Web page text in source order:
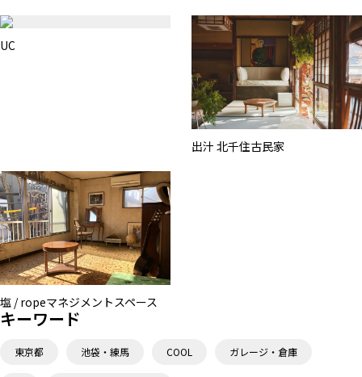
UC
出汁 北千住古民家
塩 / ropeマネジメントスペース
キーワード
東京都 池袋・練馬 COOL ガレージ・倉庫